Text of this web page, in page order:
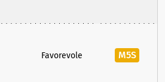
Favorevole M5S